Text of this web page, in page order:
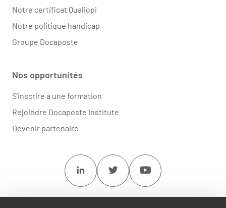
Notre certificat Qualiopi
Notre politique handicap
Groupe Docaposte
Nos opportunités
S'inscrire à une formation
Rejoindre Docaposte Institute
Devenir partenaire
Linkedin Twitter Youtube